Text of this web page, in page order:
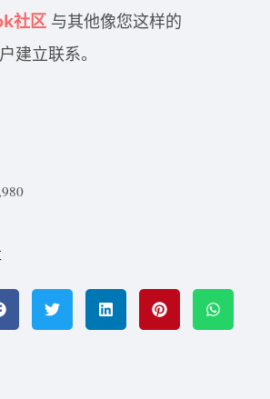
社区 与其他像您这样的
建立联系。